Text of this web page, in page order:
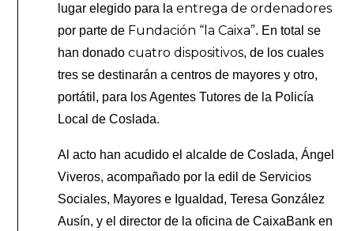
lugar elegido para laentrega de ordenadores
por parte de Fundación “la Caixa”. En total se
han donadocuatro dispositivos, de los cuales
tres se destinarán a centros de mayores y otro,
portátil, para los Agentes Tutores de la Policía
Local de Coslada.
Al acto han acudido el alcalde de Coslada, Ángel
Viveros, acompañado por la edil de Servicios
Sociales, Mayores e Igualdad, Teresa González
Ausín, y el director de la oficina de CaixaBank en